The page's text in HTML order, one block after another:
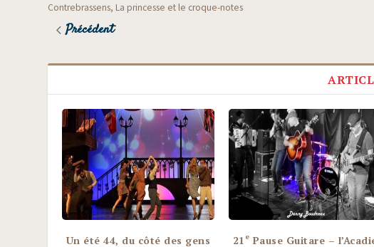
Contrebrassens, La princesse et le croque-notes
Précédent
Un été 44, du côté des gens
21 e Pause Guitare –